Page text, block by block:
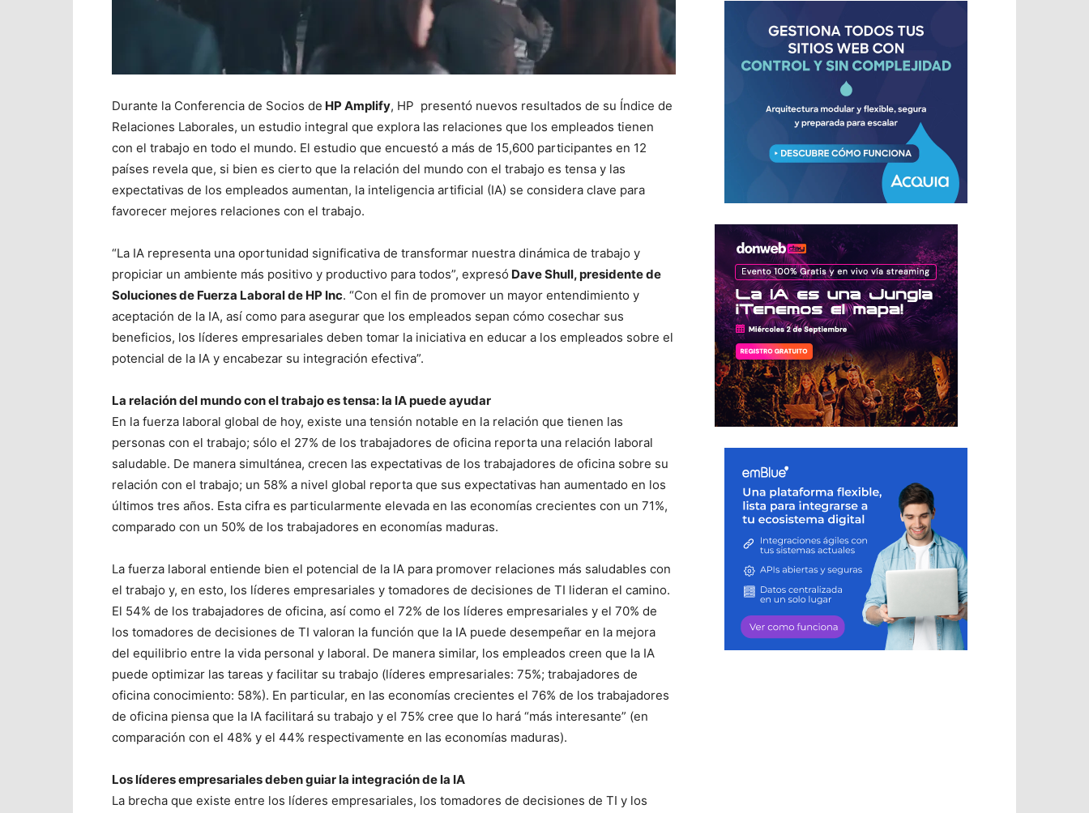
Durante la Conferencia de Socios de HP Amplify, HP presentó nuevos resultados de su Índice de
Relaciones Laborales, un estudio integral que explora las relaciones que los empleados tienen
con el trabajo en todo el mundo. El estudio que encuestó a más de 15,600 participantes en 12
países revela que, si bien es cierto que la relación del mundo con el trabajo es tensa y las
expectativas de los empleados aumentan, la inteligencia artificial (IA) se considera clave para
favorecer mejores relaciones con el trabajo.
“La IA representa una oportunidad significativa de transformar nuestra dinámica de trabajo y
propiciar un ambiente más positivo y productivo para todos”, expresó Dave Shull, presidente de
Soluciones de Fuerza Laboral de HP Inc. “Con el fin de promover un mayor entendimiento y
aceptación de la IA, así como para asegurar que los empleados sepan cómo cosechar sus
beneficios, los líderes empresariales deben tomar la iniciativa en educar a los empleados sobre el
potencial de la IA y encabezar su integración efectiva”.
La relación del mundo con el trabajo es tensa: la IA puede ayudar
En la fuerza laboral global de hoy, existe una tensión notable en la relación que tienen las
personas con el trabajo; sólo el 27% de los trabajadores de oficina reporta una relación laboral
saludable. De manera simultánea, crecen las expectativas de los trabajadores de oficina sobre su
relación con el trabajo; un 58% a nivel global reporta que sus expectativas han aumentado en los
últimos tres años. Esta cifra es particularmente elevada en las economías crecientes con un 71%,
comparado con un 50% de los trabajadores en economías maduras.
La fuerza laboral entiende bien el potencial de la IA para promover relaciones más saludables con
el trabajo y, en esto, los líderes empresariales y tomadores de decisiones de TI lideran el camino.
El 54% de los trabajadores de oficina, así como el 72% de los líderes empresariales y el 70% de
los tomadores de decisiones de TI valoran la función que la IA puede desempeñar en la mejora
del equilibrio entre la vida personal y laboral. De manera similar, los empleados creen que la IA
puede optimizar las tareas y facilitar su trabajo (líderes empresariales: 75%; trabajadores de
oficina conocimiento: 58%). En particular, en las economías crecientes el 76% de los trabajadores
de oficina piensa que la IA facilitará su trabajo y el 75% cree que lo hará “más interesante” (en
comparación con el 48% y el 44% respectivamente en las economías maduras).
Los líderes empresariales deben guiar la integración de la IA
La brecha que existe entre los líderes empresariales, los tomadores de decisiones de TI y los